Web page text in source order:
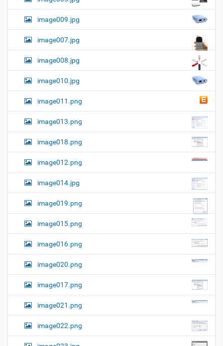
image009.jpg
image007.jpg
image008.jpg
image010.jpg
image011.png
image013.png
image018.png
image012.png
image014.jpg
image019.png
image015.png
image016.png
image020.png
image017.png
image021.png
image022.png